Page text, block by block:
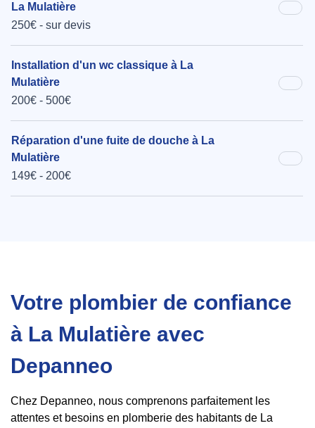
La Mulatière
250€ - sur devis
Installation d'un wc classique à La
Mulatière
200€ - 500€
Réparation d'une fuite de douche à La
Mulatière
149€ - 200€
Votre plombier de confiance
à La Mulatière avec
Depanneo
Chez Depanneo, nous comprenons parfaitement les
attentes et besoins en plomberie des habitants de La